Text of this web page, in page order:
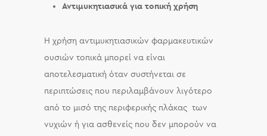
Αντιμυκητιασικά για τοπική χρήση
Η χρήση αντιμυκητιασικών φαρμακευτικών
ουσιών τοπικά μπορεί να είναι
αποτελεσματική όταν συστήνεται σε
περιπτώσεις που περιλαμβάνουν λιγότερο
από το μισό της περιφερικής πλάκας των
νυχιών ή για ασθενείς που δεν μπορούν να